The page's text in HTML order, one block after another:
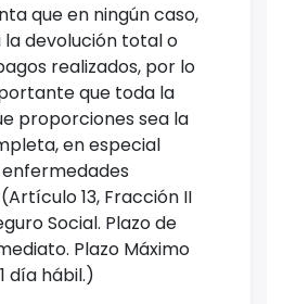
que en ningún caso,
la devolución total o
realizados, por lo
que toda la
proporciones sea la
en especial
13, Fracción II
Social. Plazo de
Plazo Máximo
día hábil.)